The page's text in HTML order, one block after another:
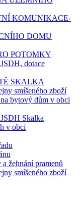
KOMUNIKACE-
DOMU
POTOMKY
dotace
SKALKA
smíšeného zboží
bytový dům v obci
Skalka
v obci
žehnání pramenů
smíšeného zboží